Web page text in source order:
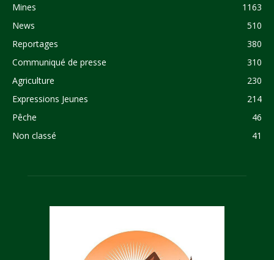
Mines
1163
News
510
Reportages
380
Communiqué de presse
310
Agriculture
230
Expressions Jeunes
214
Pêche
46
Non classé
41